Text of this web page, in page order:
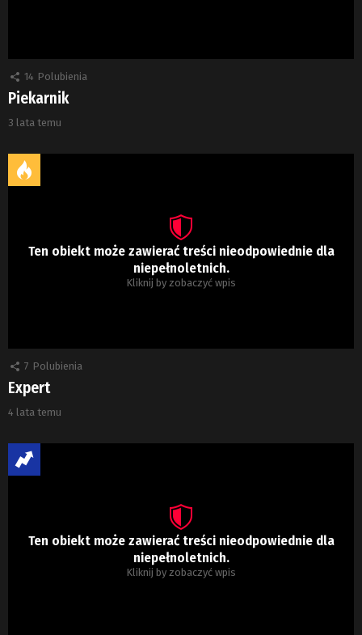
14 Polubienia
Piekarnik
3 lata temu
Ten obiekt może zawierać treści nieodpowiednie dla
niepełnoletnich.
Kliknij by zobaczyć wpis
7 Polubienia
Expert
4 lata temu
Ten obiekt może zawierać treści nieodpowiednie dla
niepełnoletnich.
Kliknij by zobaczyć wpis